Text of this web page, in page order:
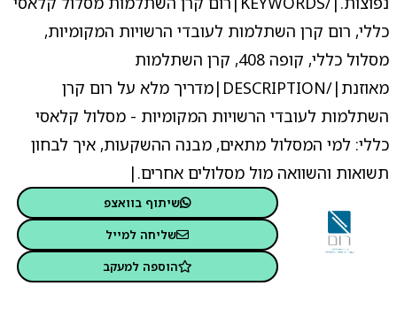
כללי, רום קרן השתלמות לעובדי הרשויות המקומיות,
מסלול כללי, קופה 408, קרן השתלמות
מאוזנת|/DESCRIPTION|מדריך מלא על רום קרן
השתלמות לעובדי הרשויות המקומיות - מסלול קלאסי
כללי: למי המסלול מתאים, מבנה ההשקעות, איך לבחון
תשואות והשוואה מול מסלולים אחרים.|
שיתוף בוואצפ
שליחה למייל
הוספה למעקב